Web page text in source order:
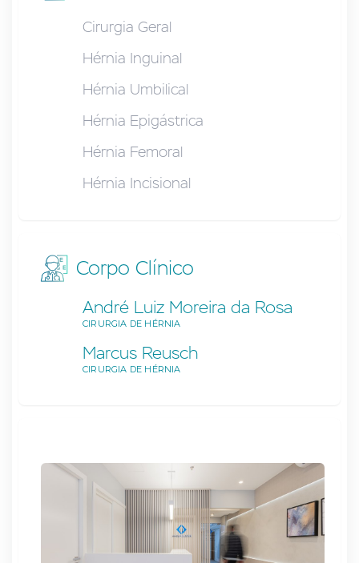
Cirurgia Geral
Hérnia Inguinal
Hérnia Umbilical
Hérnia Epigástrica
Hérnia Femoral
Hérnia Incisional
Corpo Clínico
André Luiz Moreira da Rosa
CIRURGIA DE HÉRNIA
Marcus Reusch
CIRURGIA DE HÉRNIA